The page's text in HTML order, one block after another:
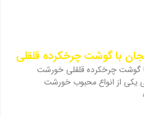
با گوشت چرخکرده قلقلی
چرخکرده قلقلی خورشت
یکی از انواع محبوب خورشت